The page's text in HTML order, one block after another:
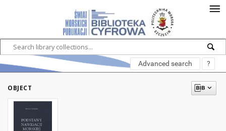
Advanced search ?
OBJECT